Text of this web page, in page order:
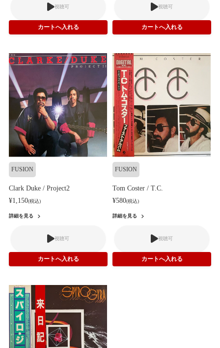
視聴可 視聴可
FUSION
Clark Duke / Project2
¥1,150(税込)
詳細を見る
視聴可
FUSION
Tom Coster / T.C.
¥580(税込)
詳細を見る
視聴可